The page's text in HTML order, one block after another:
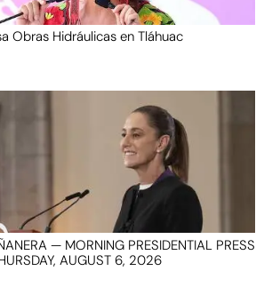
Obras Hidráulicas en Tláhuac
— MORNING PRESIDENTIAL PRESS
AUGUST 6, 2026